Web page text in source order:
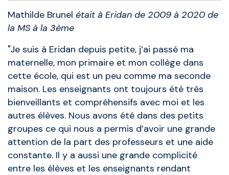
Mathilde Brunel était à Eridan de 2009 à 2020 de
la MS à la 3ème
"Je suis à Eridan depuis petite, j’ai passé ma
maternelle, mon primaire et mon collège dans
cette école, qui est un peu comme ma seconde
maison. Les enseignants ont toujours été très
bienveillants et compréhensifs avec moi et les
autres élèves. Nous avons été dans des petits
groupes ce qui nous a permis d’avoir une grande
attention de la part des professeurs et une aide
constante. Il y a aussi une grande complicité
entre les élèves et les enseignants rendant